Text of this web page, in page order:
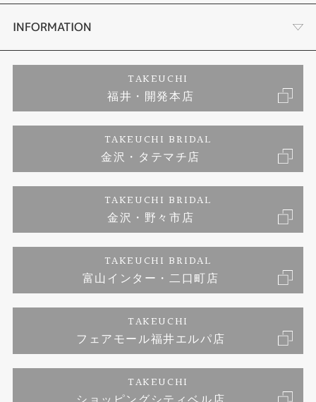
セットリング
エタニティリング
婚約ネックレス
ダイヤモンドカッターブランド
アフターメンテナンス
富山指輪工房｜手作りペアリング
富山指輪工房｜手作り結婚指輪 and 婚約指輪
富山指輪工房｜手作り婚約指輪プロポーズプラン
店舗情報
お問い合わせ
INFORMATION
プライバシーポリシー
TAKEUCHI
福井・開発本店
TAKEUCHI BRIDAL
金沢・タテマチ店
TAKEUCHI BRIDAL
金沢・野々市店
TAKEUCHI BRIDAL
富山インター・二口町店
TAKEUCHI
フェアモール福井エルパ店
TAKEUCHI